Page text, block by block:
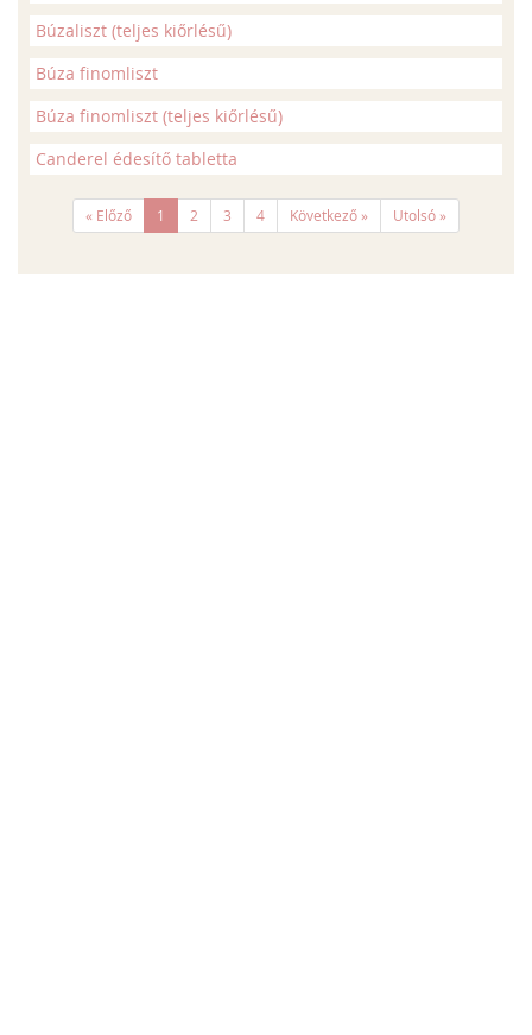
Búzaliszt (teljes kiőrlésű)
Búza finomliszt
Búza finomliszt (teljes kiőrlésű)
Canderel édesítő tabletta
« Előző 1 2 3 4 Következő » Utolsó »